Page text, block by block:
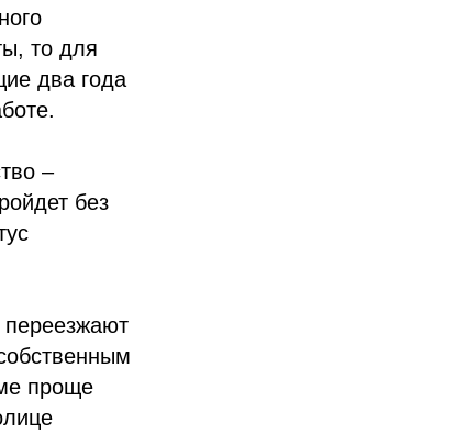
то для
два года
–
без
переезжают
проще